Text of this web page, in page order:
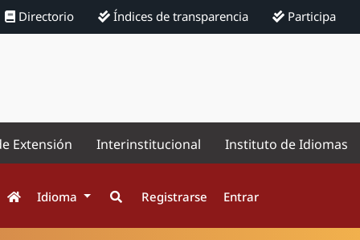
Directorio Índices de transparencia Participa
Extensión Interinstitucional Instituto de Idiomas
Idioma Registrarse Entrar